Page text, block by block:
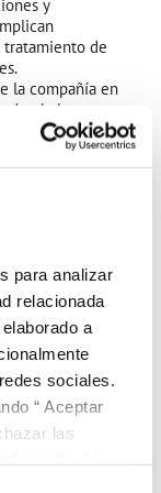
para analizar
relacionada
a
sociales.
“ Aceptar
las
y
tratamiento de
la compañía en
balance
estadísticos
servicio o diseño
no
con varios
asisten en la
cedidos a
competencia